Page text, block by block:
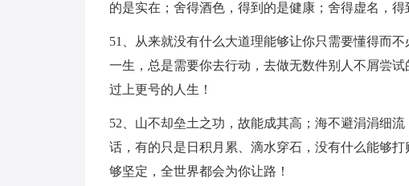
的是实在；舍得酒色，得到的是健康；舍得虚名，
51、从来就没有什么大道理能够让你只需要懂得而
一生，总是需要你去行动，去做无数件别人不屑尝
过上更号的人生！
52、山不却垒土之功，故能成其高；海不避涓涓细
话，有的只是日积月累、滴水穿石，没有什么能够
够坚定，全世界都会为你让路！